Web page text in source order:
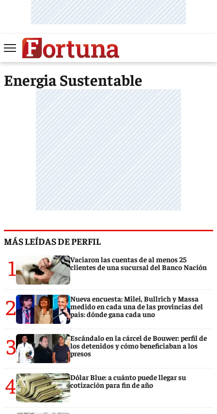
Energia Sustentable
MÁS LEÍDAS DE PERFIL
1
Vaciaron las cuentas de al menos 25
clientes de una sucursal del Banco Nación
2
Nueva encuesta: Milei, Bullrich y Massa
medido en cada una de las provincias del
país: dónde gana cada uno
3
Escándalo en la cárcel de Bouwer: perfil de
los detenidos y cómo beneficiaban a los
presos
4
Dólar Blue: a cuánto puede llegar su
cotización para fin de año